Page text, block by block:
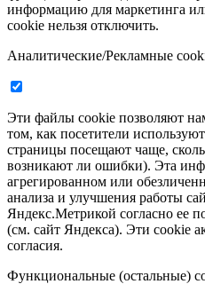
информацию для маркетинга
cookie нельзя отключить.
Аналитические/Рекламные
Эти файлы cookie позволяют
том, как посетители
страницы посещают чаще,
возникают ли ошибки). Эта
агрегированном или
анализа и улучшения работы
Яндекс.Метрикой согласно ее
(см. сайт Яндекса). Эти cookie
согласия.
Функциональные (остальные)